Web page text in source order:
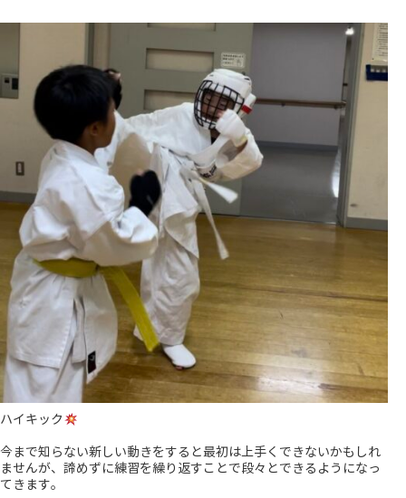
ハイキック
今まで知らない新しい動きをすると最初は上手くできないかもしれ
ませんが、諦めずに練習を繰り返すことで段々とできるようになっ
てきます。